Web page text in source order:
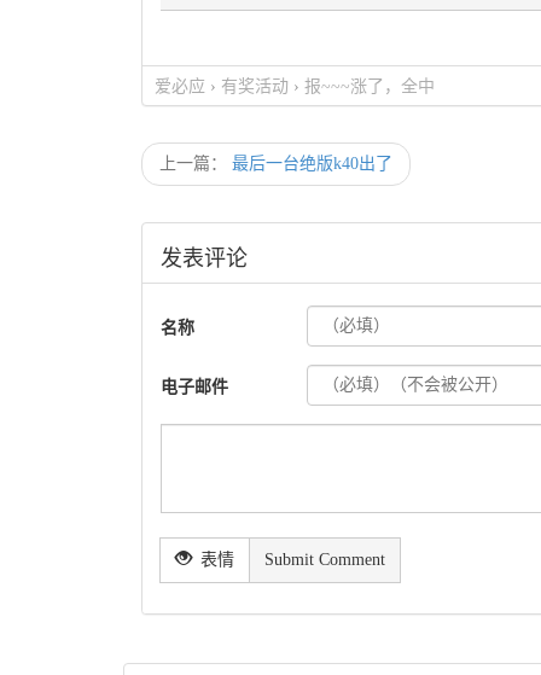
爱必应 › 有奖活动 › 报~~~涨了，全中
上一篇： 最后一台绝版k40出了
发表评论
名称
电子邮件
表情 Submit Comment